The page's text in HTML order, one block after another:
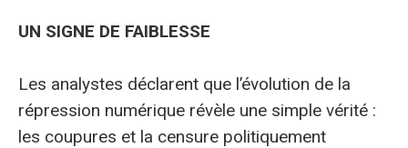
UN SIGNE DE FAIBLESSE
Les analystes déclarent que l’évolution de la
répression numérique révèle une simple vérité :
les coupures et la censure politiquement